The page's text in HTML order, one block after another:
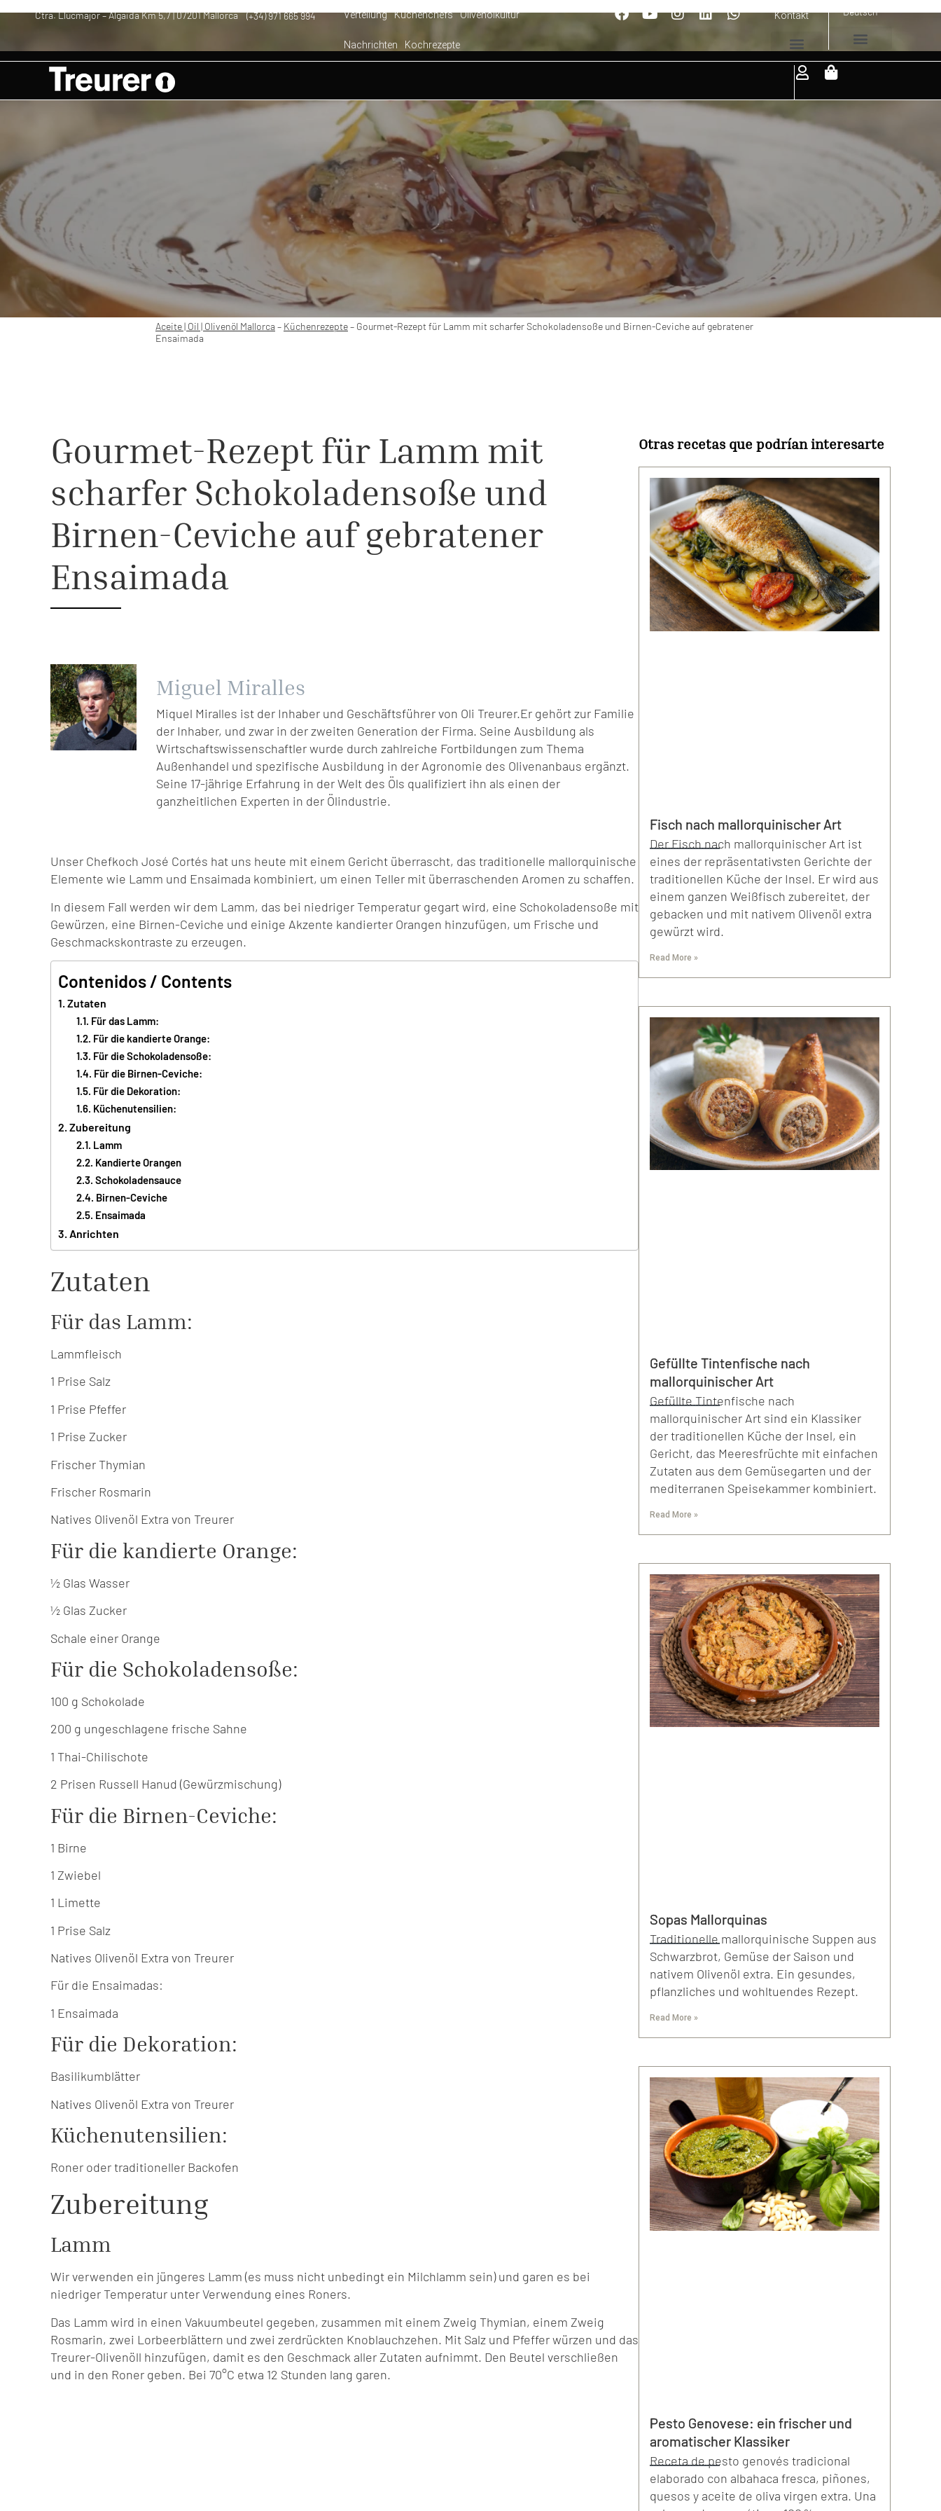
Ctra. Llucmajor – Algaida Km 5,7 | 07201 Mallorca (+34) 971 665 994 Verteilung Küchenchefs Olivenölkultur
Nachrichten Kochrezepte
Kontakt Deutsch
Küchenrezepte–Gourmet-Rezept für Lamm mit scharfer Schokoladensoße und Birnen-Ceviche auf gebratener Ensaimada
Aceite | Oil | Olivenöl Mallorca – Küchenrezepte– Gourmet-Rezept für Lamm mit scharfer Schokoladensoße und Birnen-Ceviche auf gebratener
Ensaimada
Gourmet-Rezept für Lamm mit
scharfer Schokoladensoße und
Birnen-Ceviche auf gebratener
Ensaimada
Miguel Miralles
Miquel Miralles ist der Inhaber und Geschäftsführer von Oli Treurer.Er gehört zur Familie
der Inhaber, und zwar in der zweiten Generation der Firma. Seine Ausbildung als
Wirtschaftswissenschaftler wurde durch zahlreiche Fortbildungen zum Thema
Außenhandel und spezifische Ausbildung in der Agronomie des Olivenanbaus ergänzt.
Seine 17-jährige Erfahrung in der Welt des Öls qualifiziert ihn als einen der
ganzheitlichen Experten in der Ölindustrie.
Unser Chefkoch José Cortés hat uns heute mit einem Gericht überrascht, das traditionelle mallorquinische
Elemente wie Lamm und Ensaimada kombiniert, um einen Teller mit überraschenden Aromen zu schaffen.
In diesem Fall werden wir dem Lamm, das bei niedriger Temperatur gegart wird, eine Schokoladensoße mit
Gewürzen, eine Birnen-Ceviche und einige Akzente kandierter Orangen hinzufügen, um Frische und
Geschmackskontraste zu erzeugen.
Contenidos / Contents
Zutaten
Für das Lamm:
Für die kandierte Orange:
Für die Schokoladensoße:
Für die Birnen-Ceviche:
Für die Dekoration:
Küchenutensilien:
Zubereitung
Lamm
Kandierte Orangen
Schokoladensauce
Birnen-Ceviche
Ensaimada
Anrichten
Zutaten
Für das Lamm:
Lammfleisch
1 Prise Salz
1 Prise Pfeffer
1 Prise Zucker
Frischer Thymian
Frischer Rosmarin
Natives Olivenöl Extra von Treurer
Für die kandierte Orange:
½ Glas Wasser
½ Glas Zucker
Schale einer Orange
Für die Schokoladensoße:
100 g Schokolade
200 g ungeschlagene frische Sahne
1 Thai-Chilischote
2 Prisen Russell Hanud (Gewürzmischung)
Für die Birnen-Ceviche:
1 Birne
1 Zwiebel
1 Limette
1 Prise Salz
Natives Olivenöl Extra von Treurer
Für die Ensaimadas:
1 Ensaimada
Für die Dekoration:
Basilikumblätter
Natives Olivenöl Extra von Treurer
Küchenutensilien:
Roner oder traditioneller Backofen
Zubereitung
Lamm
Wir verwenden ein jüngeres Lamm (es muss nicht unbedingt ein Milchlamm sein) und garen es bei
niedriger Temperatur unter Verwendung eines Roners.
Das Lamm wird in einen Vakuumbeutel gegeben, zusammen mit einem Zweig Thymian, einem Zweig
Rosmarin, zwei Lorbeerblättern und zwei zerdrückten Knoblauchzehen. Mit Salz und Pfeffer würzen und das
Treurer-Olivenöll hinzufügen, damit es den Geschmack aller Zutaten aufnimmt. Den Beutel verschließen
und in den Roner geben. Bei 70°C etwa 12 Stunden lang garen.
Otras recetas que podrían interesarte
Fisch nach mallorquinischer Art
Der Fisch nach mallorquinischer Art ist
eines der repräsentativsten Gerichte der
traditionellen Küche der Insel. Er wird aus
einem ganzen Weißfisch zubereitet, der
gebacken und mit nativem Olivenöl extra
gewürzt wird.
Read More »
Gefüllte Tintenfische nach
mallorquinischer Art
Gefüllte Tintenfische nach
mallorquinischer Art sind ein Klassiker
der traditionellen Küche der Insel, ein
Gericht, das Meeresfrüchte mit einfachen
Zutaten aus dem Gemüsegarten und der
mediterranen Speisekammer kombiniert.
Read More »
Sopas Mallorquinas
Traditionelle mallorquinische Suppen aus
Schwarzbrot, Gemüse der Saison und
nativem Olivenöl extra. Ein gesundes,
pflanzliches und wohltuendes Rezept.
Read More »
Pesto Genovese: ein frischer und
aromatischer Klassiker
Receta de pesto genovés tradicional
elaborado con albahaca fresca, piñones,
quesos y aceite de oliva virgen extra. Una